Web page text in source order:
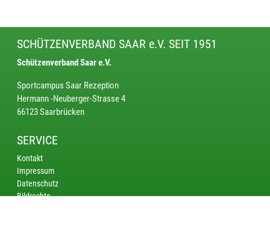
SCHÜTZENVERBAND SAAR e.V. SEIT 1951
Schützenverband Saar e.V.
Sportcampus Saar Rezeption
Hermann -Neuberger-Strasse 4
66123 Saarbrücken
SERVICE
Kontakt
Impressum
Datenschutz
Bildrechte